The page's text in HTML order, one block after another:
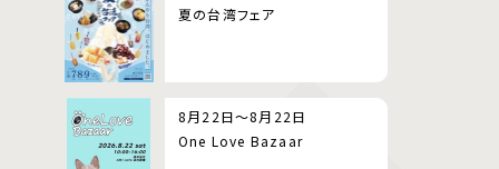
夏の台湾フェア
8月22日～8月22日
One Love Bazaar